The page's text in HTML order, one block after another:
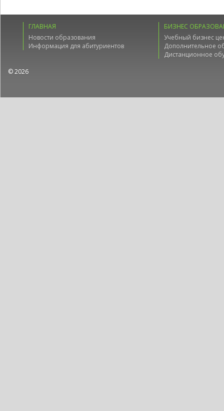
ГЛАВНАЯ
Новости образования
Информация для абитуриентов
БИЗНЕС
Учебный бизнес
Дополнительное
Дистанционное
© 2026